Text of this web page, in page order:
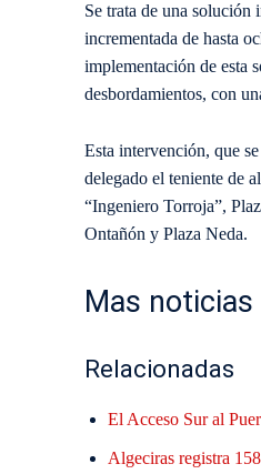
Se trata de una solución
incrementada de hasta
implementación de esta
desbordamientos, con
Esta intervención, que
delegado el teniente de
“Ingeniero Torroja”,
Ontañón y Plaza Neda.
Mas noticias
Relacionadas
El Acceso Sur al
Algeciras registra